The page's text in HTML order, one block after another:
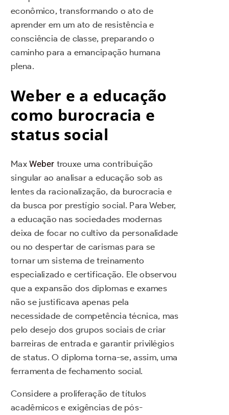
econômico, transformando o ato de
aprender em um ato de resistência e
consciência de classe, preparando o
caminho para a emancipação humana
plena.
Weber e a educação
como burocracia e
status social
MaxWeber trouxe uma contribuição
singular ao analisar a educação sob as
lentes da racionalização, da burocracia e
da busca por prestígio social. Para Weber,
a educação nas sociedades modernas
deixa de focar no cultivo da personalidade
ou no despertar de carismas para se
tornar um sistema de treinamento
especializado e certificação. Ele observou
que a expansão dos diplomas e exames
não se justificava apenas pela
necessidade de competência técnica, mas
pelo desejo dos grupos sociais de criar
barreiras de entrada e garantir privilégios
de status. O diploma torna-se, assim, uma
ferramenta de fechamento social.
Considere a proliferação de títulos
acadêmicos e exigências de pós-